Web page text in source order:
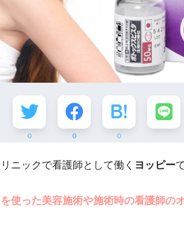
0 0 0
ニックで看護師として働く ヨッピー
使った美容施術や施術時の看護師の